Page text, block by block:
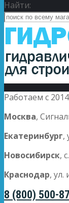
Найти:
Работаем с
Москва,
Екатеринбург,
Новосибирск,
Краснодар,
8 (800) 500-